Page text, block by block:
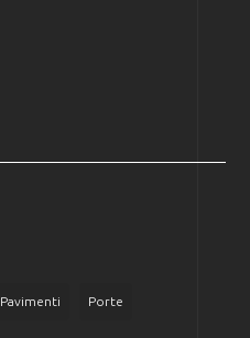
Pavimenti Porte